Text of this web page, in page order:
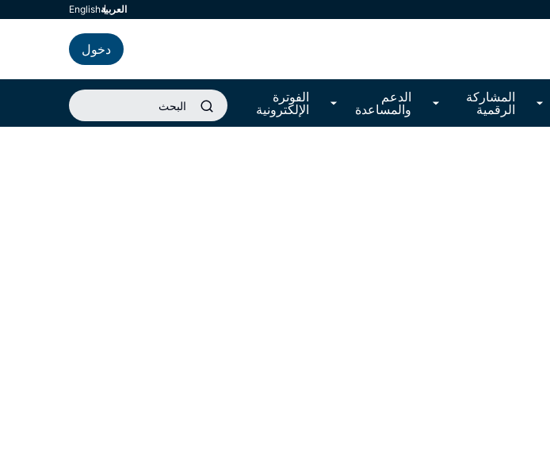
العربيةenglish
دخول
المشاركة
الرقمية
الدعم
والمساعدة
الفوترة
الإلكترونية